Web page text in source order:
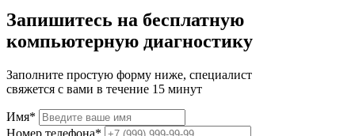
Запишитесь на бесплатную
компьютерную диагностику
Заполните простую форму ниже, специалист
свяжется с вами в течение 15 минут
Имя*
Номер телефона*